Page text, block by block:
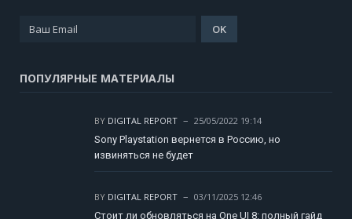
ПОПУЛЯРНЫЕ МАТЕРИАЛЫ
BY DIGITAL REPORT
25/05/2022 19:14
Sony Playstation вернется в Россию, но
извиняться не будет
BY DIGITAL REPORT
03/11/2025 12:46
Стоит ли обновляться на One UI 8: полный гайд